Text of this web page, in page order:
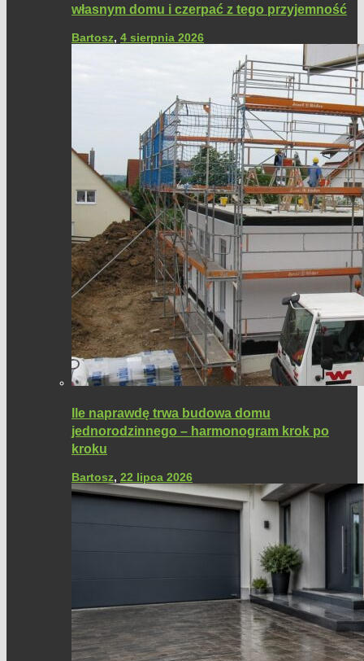
własnym domu i czerpać z tego przyjemność
Bartosz, 4 sierpnia 2026
Ile naprawdę trwa budowa domu
jednorodzinnego – harmonogram krok po
kroku
Bartosz, 22 lipca 2026